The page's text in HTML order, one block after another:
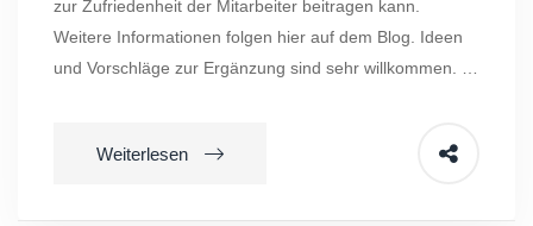
zur Zufriedenheit der Mitarbeiter beitragen kann.
Weitere Informationen folgen hier auf dem Blog. Ideen
und Vorschläge zur Ergänzung sind sehr willkommen. …
Weiterlesen